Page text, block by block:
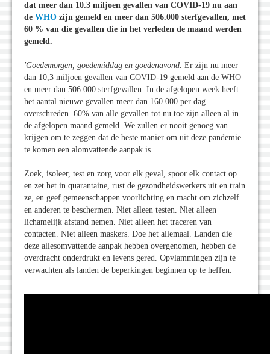
dat meer dan 10.3 miljoen gevallen van COVID-19 nu aan
de WHO zijn gemeld en meer dan 506.000 sterfgevallen, met
60 % van die gevallen die in het verleden de maand werden
gemeld.
'Goedemorgen, goedemiddag en goedenavond. Er zijn nu meer
dan 10,3 miljoen gevallen van COVID-19 gemeld aan de WHO
en meer dan 506.000 sterfgevallen. In de afgelopen week heeft
het aantal nieuwe gevallen meer dan 160.000 per dag
overschreden. 60% van alle gevallen tot nu toe zijn alleen al in
de afgelopen maand gemeld. We zullen er nooit genoeg van
krijgen om te zeggen dat de beste manier om uit deze pandemie
te komen een alomvattende aanpak is.
Zoek, isoleer, test en zorg voor elk geval, spoor elk contact op
en zet het in quarantaine, rust de gezondheidswerkers uit en train
ze, en geef gemeenschappen voorlichting en macht om zichzelf
en anderen te beschermen. Niet alleen testen. Niet alleen
lichamelijk afstand nemen. Niet alleen het traceren van
contacten. Niet alleen maskers. Doe het allemaal. Landen die
deze allesomvattende aanpak hebben overgenomen, hebben de
overdracht onderdrukt en levens gered. Opvlammingen zijn te
verwachten als landen de beperkingen beginnen op te heffen.